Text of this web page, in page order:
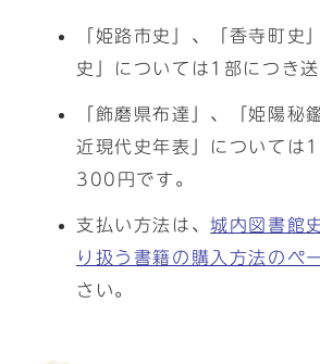
「姫路市史」、「香寺町史
史」については1部につき
「飾磨県布達」、「姫陽秘
近現代史年表」については
300円です。
支払い方法は、城内図書館
り扱う書籍の購入方法のペ
さい。